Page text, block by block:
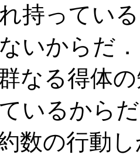
持ってい
いからだ
なる得体
いるから
数の行動